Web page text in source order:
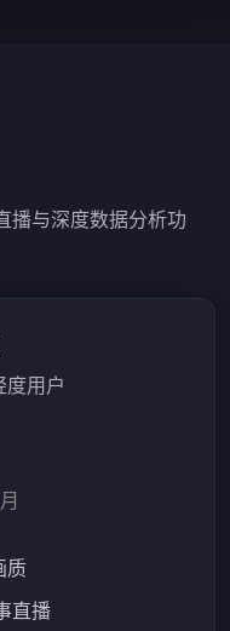
播与深度数据分析功
用户
质
直播